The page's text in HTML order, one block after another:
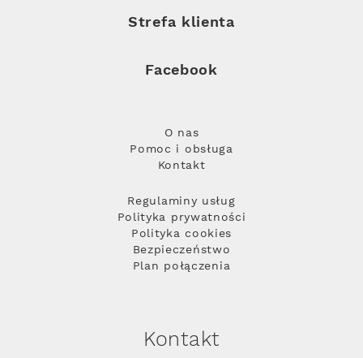
Strefa klienta
Facebook
O nas
Pomoc i obsługa
Kontakt
Regulaminy usług
Polityka prywatności
Polityka cookies
Bezpieczeństwo
Plan połączenia
Kontakt